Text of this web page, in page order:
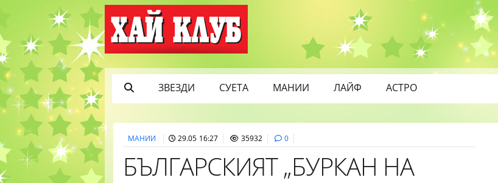
ЗВЕЗДИ СУЕТА МАНИИ ЛАЙФ АСТРО
МАНИИ 29.05 16:27 35932 0
БЪЛГАРСКИЯТ „БУРКАН НА